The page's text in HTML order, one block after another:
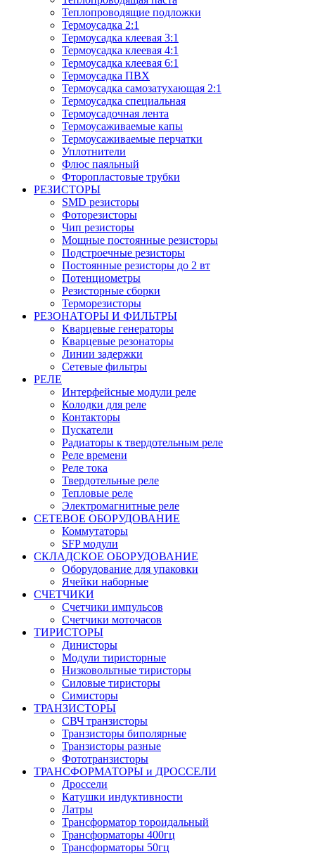
Теплопроводящие подложки
Термоусадка 2:1
Термоусадка клеевая 3:1
Термоусадка клеевая 4:1
Термоусадка клеевая 6:1
Термоусадка ПВХ
Термоусадка самозатухающая 2:1
Термоусадка специальная
Термоусадочная лента
Термоусаживаемые капы
Термоусаживаемые перчатки
Уплотнители
Флюс паяльный
Фторопластовые трубки
РЕЗИСТОРЫ
SMD резисторы
Фоторезисторы
Чип резисторы
Мощные постоянные резисторы
Подстроечные резисторы
Постоянные резисторы до 2 вт
Потенциометры
Резисторные сборки
Терморезисторы
РЕЗОНАТОРЫ И ФИЛЬТРЫ
Кварцевые генераторы
Кварцевые резонаторы
Линии задержки
Сетевые фильтры
РЕЛЕ
Интерфейсные модули реле
Колодки для реле
Контакторы
Пускатели
Радиаторы к твердотельным реле
Реле времени
Реле тока
Твердотельные реле
Тепловые реле
Электромагнитные реле
СЕТЕВОЕ ОБОРУДОВАНИЕ
Коммутаторы
SFP модули
СКЛАДСКОЕ ОБОРУДОВАНИЕ
Оборудование для упаковки
Ячейки наборные
СЧЕТЧИКИ
Счетчики импульсов
Счетчики моточасов
ТИРИСТОРЫ
Динисторы
Модули тиристорные
Низковольтные тиристоры
Силовые тиристоры
Симисторы
ТРАНЗИСТОРЫ
СВЧ транзисторы
Транзисторы биполярные
Транзисторы разные
Фототранзисторы
ТРАНСФОРМАТОРЫ и ДРОССЕЛИ
Дроссели
Катушки индуктивности
Латры
Трансформатор тороидальный
Трансформаторы 400гц
Трансформаторы 50гц